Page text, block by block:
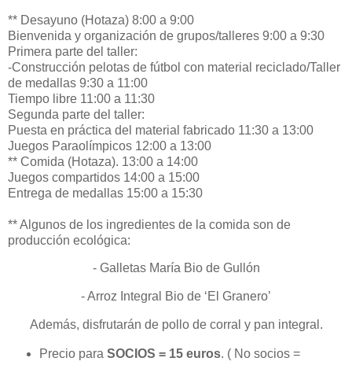
** Desayuno (Hotaza) 8:00 a 9:00
Bienvenida y organización de grupos/talleres 9:00 a 9:30
Primera parte del taller:
-Construcción pelotas de fútbol con material reciclado/Taller
de medallas 9:30 a 11:00
Tiempo libre 11:00 a 11:30
Segunda parte del taller:
Puesta en práctica del material fabricado 11:30 a 13:00
Juegos Paraolímpicos 12:00 a 13:00
** Comida (Hotaza). 13:00 a 14:00
Juegos compartidos 14:00 a 15:00
Entrega de medallas 15:00 a 15:30
** Algunos de los ingredientes de la comida son de
producción ecológica:
- Galletas María Bio de Gullón
- Arroz Integral Bio de ‘El Granero’
Además, disfrutarán de pollo de corral y pan integral.
Precio para SOCIOS = 15 euros. ( No socios =